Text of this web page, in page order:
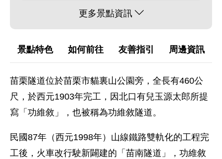
更多景點資訊
景點特色 如何前往 友善指引 周邊資訊
苗栗隧道位於苗栗市貓裏山公園旁，全長有460公
尺，於西元1903年完工，因北口有兒玉源太郎所提
寫「功維敘」，也被稱為功維敘隧道。
民國87年（西元1998年）山線鐵路雙軌化的工程完
工後，火車改行駛新闢建的「苗南隧道」，功維敘